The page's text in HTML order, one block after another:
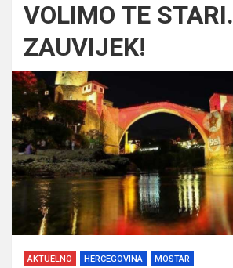
VOLIMO TE STARI.
ZAUVIJEK!
AKTUELNO HERCEGOVINA MOSTAR